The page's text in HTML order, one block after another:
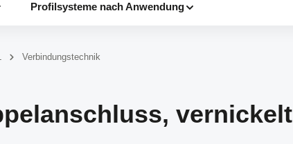
Profilsysteme nach Anwendung
Verbindungstechnik
vernickelt